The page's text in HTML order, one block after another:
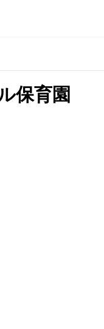
保育園